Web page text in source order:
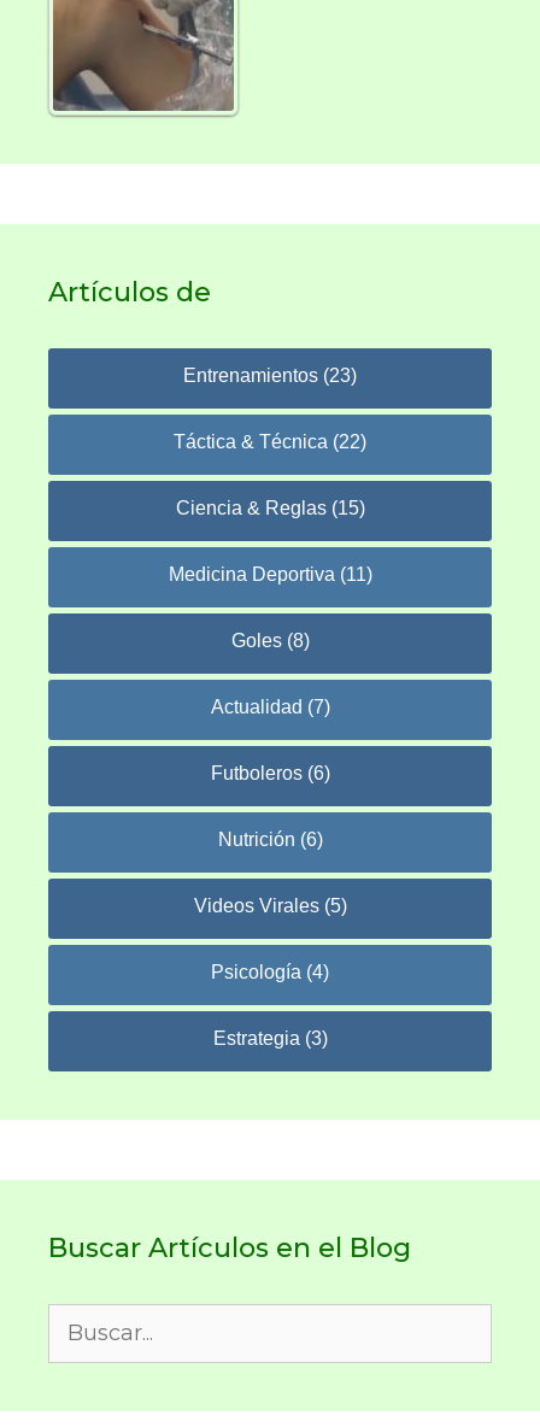
Artículos de
Entrenamientos (23)
Táctica & Técnica (22)
Ciencia & Reglas (15)
Medicina Deportiva (11)
Goles (8)
Actualidad (7)
Futboleros (6)
Nutrición (6)
Videos Virales (5)
Psicología (4)
Estrategia (3)
Buscar Artículos en el Blog
Buscar: